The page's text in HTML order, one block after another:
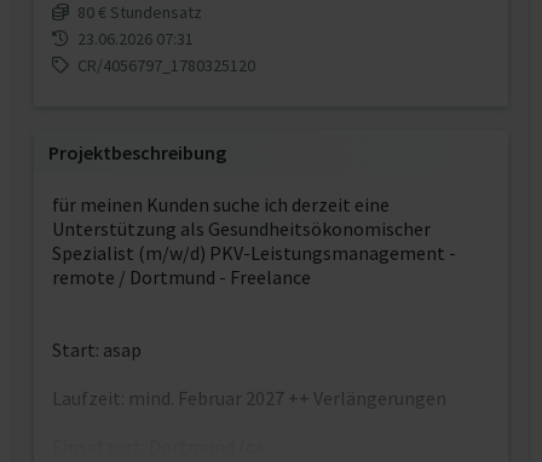
80 € Stundensatz
23.06.2026 07:31
CR/4056797_1780325120
Projektbeschreibung
für meinen Kunden suche ich derzeit eine
Unterstützung als Gesundheitsökonomischer
Spezialist (m/w/d) PKV-Leistungsmanagement -
remote / Dortmund - Freelance
Start: asap
Laufzeit: mind. Februar 2027 ++ Verlängerungen